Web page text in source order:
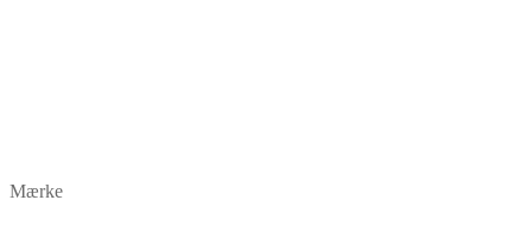
Mærke